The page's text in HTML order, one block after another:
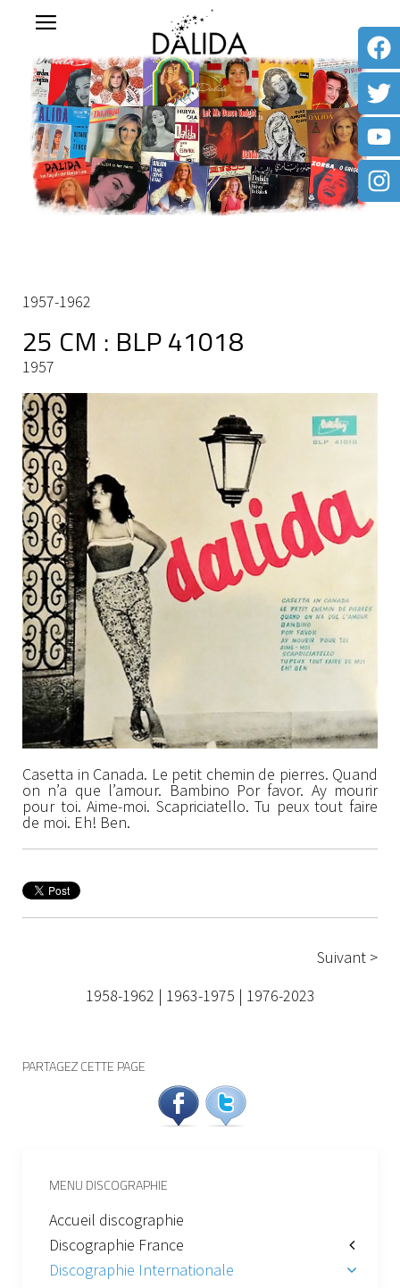
1957-1962
25 CM : BLP 41018
1957
Casetta in Canada. Le petit chemin de pierres. Quand
on n’a que l’amour. Bambino Por favor. Ay mourir
pour toi. Aime-moi. Scapriciatello. Tu peux tout faire
de moi. Eh! Ben.
Suivant >
1958-1962 | 1963-1975 | 1976-2023
PARTAGEZ CETTE PAGE
MENU DISCOGRAPHIE
Accueil discographie
Discographie France
Discographie Internationale